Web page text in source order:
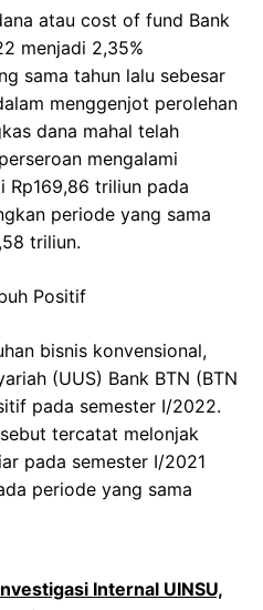
atau cost of fund Bank
menjadi 2,35%
sama tahun lalu sebesar
menggenjot perolehan
dana mahal telah
mengalami
Rp169,86 triliun pada
periode yang sama
triliun.
Positif
bisnis konvensional,
(UUS) Bank BTN (BTN
pada semester I/2022.
tercatat melonjak
pada semester I/2021
periode yang sama
Internal UINSU,